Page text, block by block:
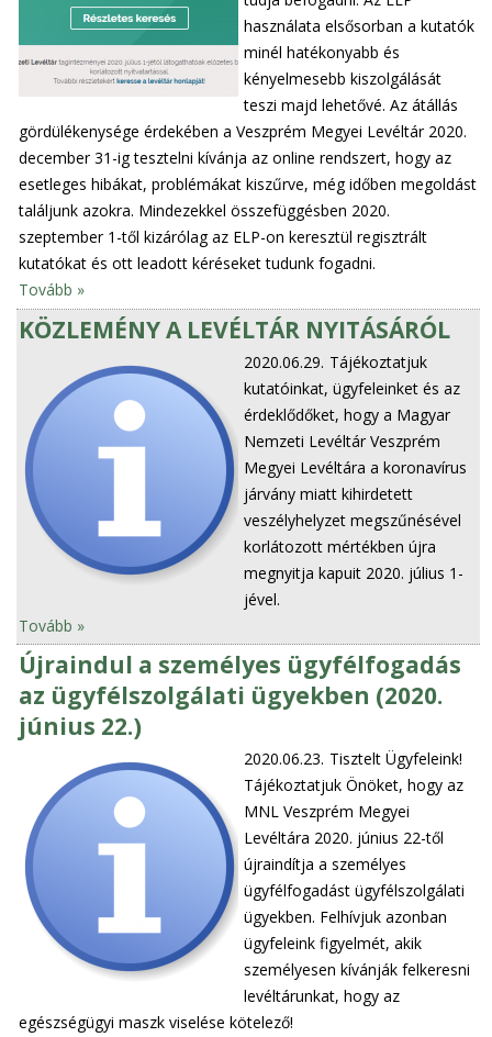
használata elsősorban a kutatók
minél hatékonyabb és
kényelmesebb kiszolgálását
teszi majd lehetővé. Az átállás
gördülékenysége érdekében a Veszprém Megyei Levéltár 2020.
december 31-ig tesztelni kívánja az online rendszert, hogy az
esetleges hibákat, problémákat kiszűrve, még időben megoldást
találjunk azokra. Mindezekkel összefüggésben 2020.
szeptember 1-től kizárólag az ELP-on keresztül regisztrált
kutatókat és ott leadott kéréseket tudunk fogadni.
Tovább »
KÖZLEMÉNY A LEVÉLTÁR NYITÁSÁRÓL
2020.06.29. Tájékoztatjuk
kutatóinkat, ügyfeleinket és az
érdeklődőket, hogy a Magyar
Nemzeti Levéltár Veszprém
Megyei Levéltára a koronavírus
járvány miatt kihirdetett
veszélyhelyzet megszűnésével
korlátozott mértékben újra
megnyitja kapuit 2020. július 1-
jével.
Tovább »
Újraindul a személyes ügyfélfogadás
az ügyfélszolgálati ügyekben (2020.
június 22.)
2020.06.23. Tisztelt Ügyfeleink!
Tájékoztatjuk Önöket, hogy az
MNL Veszprém Megyei
Levéltára 2020. június 22-től
újraindítja a személyes
ügyfélfogadást ügyfélszolgálati
ügyekben. Felhívjuk azonban
ügyfeleink figyelmét, akik
személyesen kívánják felkeresni
levéltárunkat, hogy az
egészségügyi maszk viselése kötelező!